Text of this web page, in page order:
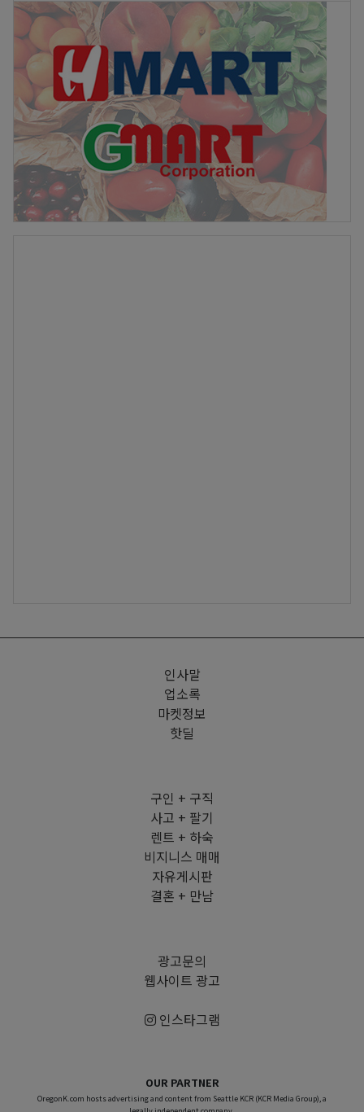
인사말
업소록
마켓정보
핫딜
구인 + 구직
사고 + 팔기
렌트 + 하숙
비지니스 매매
자유게시판
결혼 + 만남
광고문의
웹사이트 광고
인스타그램
OUR PARTNER
OregonK.com hosts advertising and content from Seattle KCR (KCR Media Group), a